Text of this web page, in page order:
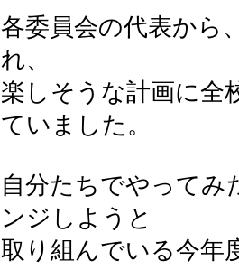
各委員会の代表から
れ、
楽しそうな計画に全
ていました。
自分たちでやってみ
ンジしようと
取り組んでいる今年